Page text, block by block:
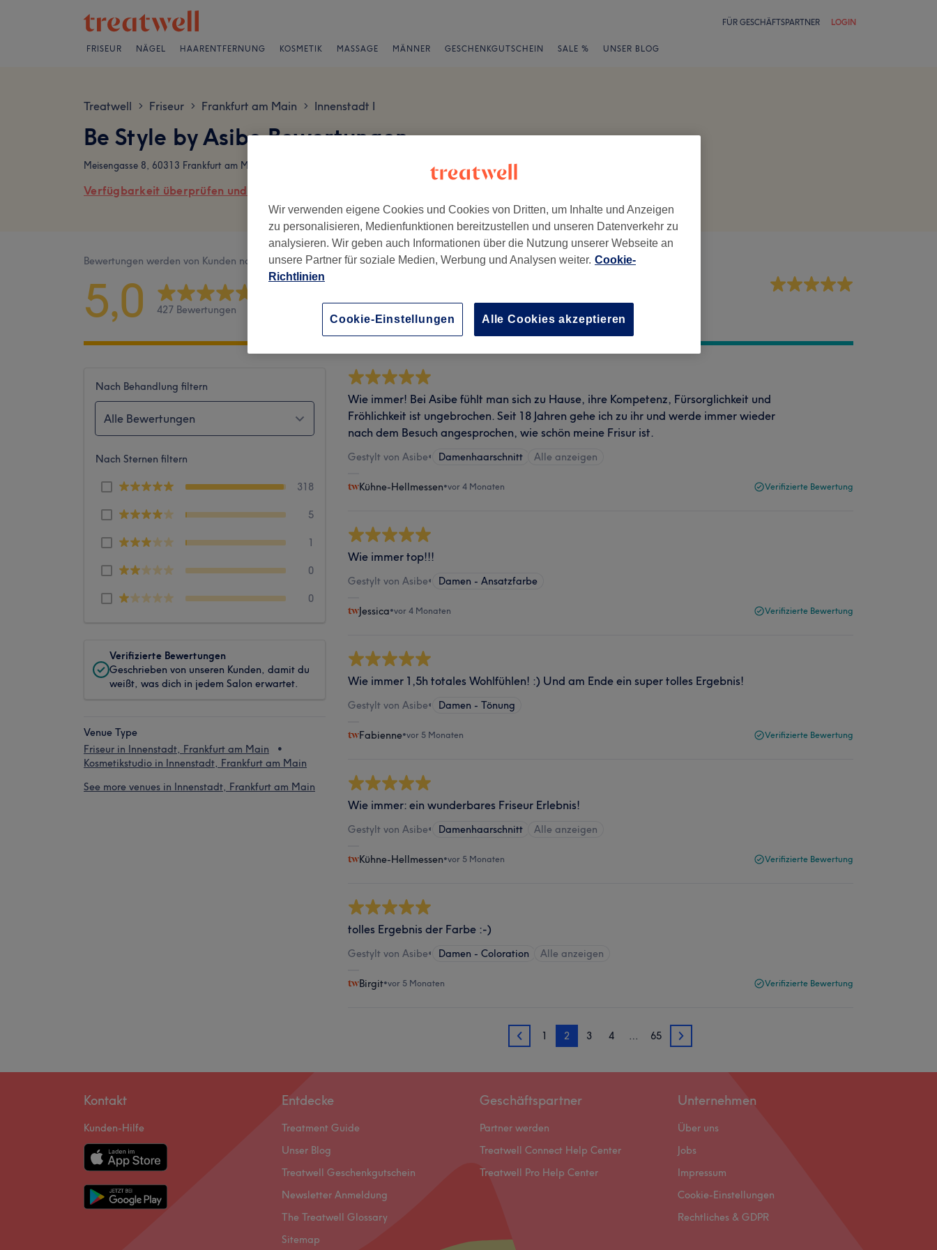
FÜR GESCHÄFTSPARTNER LOGIN
FRISEUR NÄGEL HAARENTFERNUNG KOSMETIK MASSAGE MÄNNER GESCHENKGUTSCHEIN SALE % UNSER BLOG
Treatwell > Friseur > Frankfurt am Main > Innenstadt I
Be Style by Asibe Bewertungen
Meisengasse 8, 60313 Frankfurt am Main, Innenstadt
Verfügbarkeit überprüfen und online buchen
Bewertungen werden von Kunden nach ihrem Besuch geschrieben.
5,0 427 Bewertungen Sauberkeit
Nach Behandlung filtern
Alle Bewertungen
Nach Sternen filtern
318
5
1
0
0
Verifizierte Bewertungen
Geschrieben von unseren Kunden, damit du
weißt, was dich in jedem Salon erwartet.
Venue Type
Friseur in Innenstadt, Frankfurt am Main
Kosmetikstudio in Innenstadt, Frankfurt am Main
See more venues in Innenstadt, Frankfurt am Main
Wie immer! Bei Asibe fühlt man sich zu Hause, ihre Kompetenz, Fürsorglichkeit und
Fröhlichkeit ist ungebrochen. Seit 18 Jahren gehe ich zu ihr und werde immer wieder
nach dem Besuch angesprochen, wie schön meine Frisur ist.
Gestylt von Asibe• Damenhaarschnitt Alle anzeigen
Kühne-Hellmessen•vor 4 Monaten Verifizierte Bewertung
Wie immer top!!!
Gestylt von Asibe• Damen - Ansatzfarbe
Jessica•vor 4 Monaten Verifizierte Bewertung
Wie immer 1,5h totales Wohlfühlen! :) Und am Ende ein super tolles Ergebnis!
Gestylt von Asibe• Damen - Tönung
Fabienne•vor 5 Monaten Verifizierte Bewertung
Wie immer: ein wunderbares Friseur Erlebnis!
Gestylt von Asibe• Damenhaarschnitt Alle anzeigen
Kühne-Hellmessen•vor 5 Monaten Verifizierte Bewertung
tolles Ergebnis der Farbe :-)
Gestylt von Asibe• Damen - Coloration Alle anzeigen
Birgit•vor 5 Monaten Verifizierte Bewertung
1 1 2 3 4 … 65 3
Kontakt
Kunden-Hilfe
Entdecke
Treatment Guide
Unser Blog
Treatwell Geschenkgutschein
Newsletter Anmeldung
The Treatwell Glossary
Sitemap
Geschäftspartner
Partner werden
Treatwell Connect Help Center
Treatwell Pro Help Center
Unternehmen
Über uns
Jobs
Impressum
Cookie-Einstellungen
Rechtliches & GDPR
Wir verwenden eigene Cookies und Cookies von Dritten, um Inhalte und Anzeigen
zu personalisieren, Medienfunktionen bereitzustellen und unseren Datenverkehr zu
analysieren. Wir geben auch Informationen über die Nutzung unserer Webseite an
unsere Partner für soziale Medien, Werbung und Analysen weiter. Cookie-
Richtlinien
Cookie-Einstellungen Alle Cookies akzeptieren